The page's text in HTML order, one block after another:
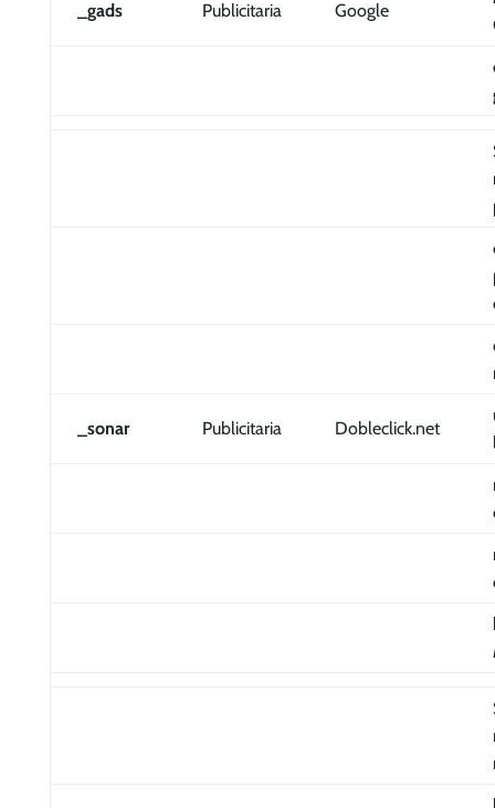
_gads Publicitaria Google
_sonar Publicitaria Dobleclick.net